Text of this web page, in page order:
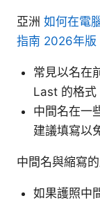
亞洲 如何在電
指南 2026年版
常見以名在
Last 的格式
中間名在一
建議填寫以
中間名與縮寫
如果護照中